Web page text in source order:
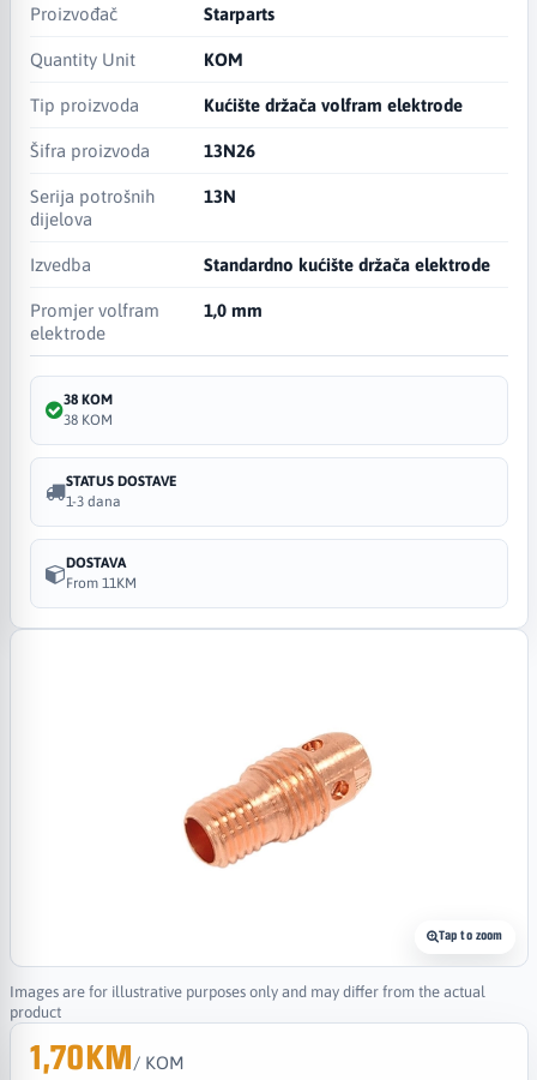
Tap to zoom
Images are for illustrative purposes only and may differ from the actual
product
Proizvođač Starparts
Quantity Unit KOM
Tip proizvoda Kućište držača volfram elektrode
Šifra proizvoda 13N26
Serija potrošnih
dijelova
13N
Izvedba Standardno kućište držača elektrode
Promjer volfram
elektrode
1,0 mm
38 KOM
38 KOM
STATUS DOSTAVE
1-3 dana
DOSTAVA
From 11KM
1,70KM/ KOM